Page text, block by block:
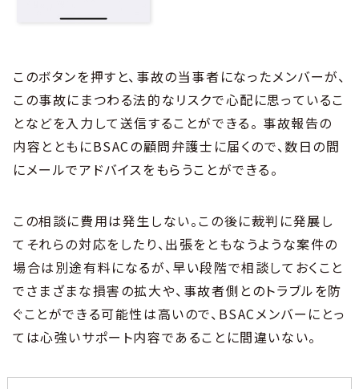
このボタンを押すと、事故の当事者になったメンバーが、
この事故にまつわる法的なリスクで心配に思っているこ
となどを入力して送信することができる。 事故報告の
内容とともにBSACの顧問弁護士に届くので、数日の間
にメールでアドバイスをもらうことができる。
この相談に費用は発生しない。この後に裁判に発展し
てそれらの対応をしたり、出張をともなうような案件の
場合は別途有料になるが、早い段階で相談しておくこと
でさまざまな損害の拡大や、事故者側とのトラブルを防
ぐことができる可能性は高いので、BSACメンバーにとっ
ては心強いサポート内容であることに間違いない。